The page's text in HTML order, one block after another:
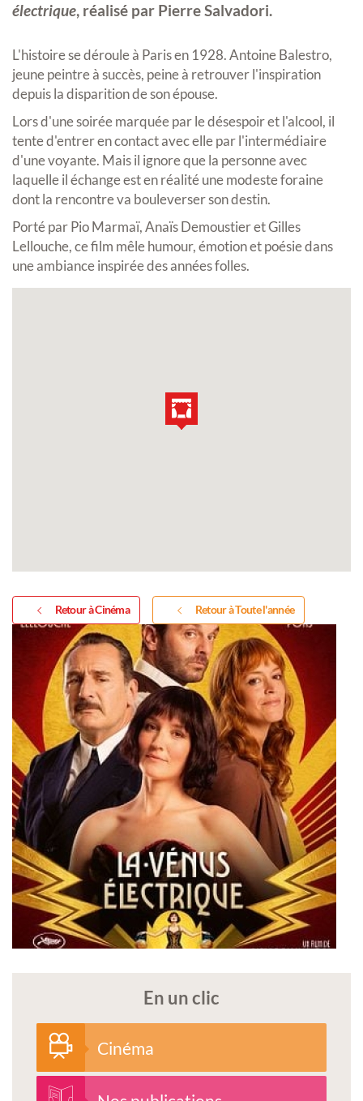
électrique, réalisé par Pierre Salvadori.
L'histoire se déroule à Paris en 1928. Antoine Balestro,
jeune peintre à succès, peine à retrouver l'inspiration
depuis la disparition de son épouse.
Lors d'une soirée marquée par le désespoir et l'alcool, il
tente d'entrer en contact avec elle par l'intermédiaire
d'une voyante. Mais il ignore que la personne avec
laquelle il échange est en réalité une modeste foraine
dont la rencontre va bouleverser son destin.
Porté par Pio Marmaï, Anaïs Demoustier et Gilles
Lellouche, ce film mêle humour, émotion et poésie dans
une ambiance inspirée des années folles.
Retour à Cinéma Retour à Toute l'année
En un clic
Cinéma